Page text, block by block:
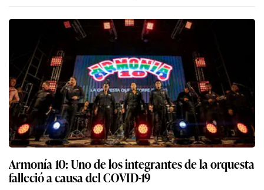
Armonía 10: Uno de los integrantes de la orquesta
falleció a causa del COVID-19